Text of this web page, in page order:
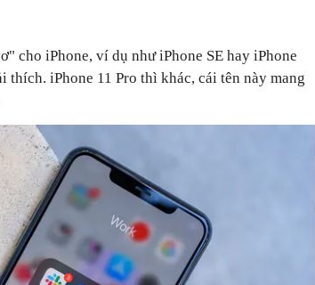
cho iPhone, ví dụ như iPhone SE hay iPhone
iPhone 11 Pro thì khác, cái tên này mang